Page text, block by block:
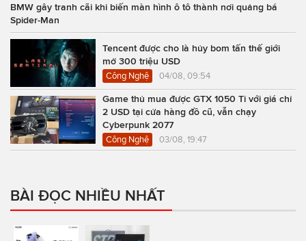
BMW gây tranh cãi khi biến màn hình ô tô thành nơi quảng bá
Spider-Man
Tencent được cho là hủy bom tấn thế giới
mở 300 triệu USD
Công Nghệ 04/08, 09:54
Game thủ mua được GTX 1050 Ti với giá chỉ
2 USD tại cửa hàng đồ cũ, vẫn chạy
Cyberpunk 2077
Công Nghệ 03/08, 19:47
BÀI ĐỌC NHIỀU NHẤT